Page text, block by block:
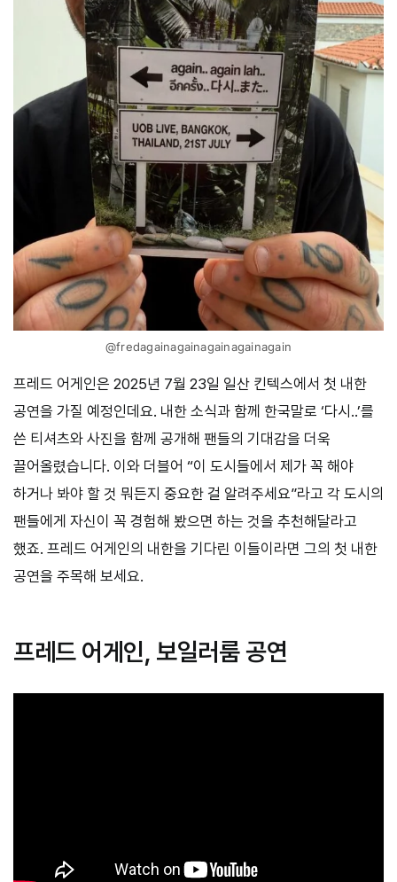
@fredagainagainagainagainagain
프레드 어게인은 2025년 7월 23일 일산 킨텍스에서 첫 내한
공연을 가질 예정인데요. 내한 소식과 함께 한국말로 ‘다시..’를
쓴 티셔츠와 사진을 함께 공개해 팬들의 기대감을 더욱
끌어올렸습니다. 이와 더블어 “이 도시들에서 제가 꼭 해야
하거나 봐야 할 것 뭐든지 중요한 걸 알려주세요”라고 각 도시의
팬들에게 자신이 꼭 경험해 봤으면 하는 것을 추천해달라고
했죠. 프레드 어게인의 내한을 기다린 이들이라면 그의 첫 내한
공연을 주목해 보세요.
프레드 어게인, 보일러룸 공연